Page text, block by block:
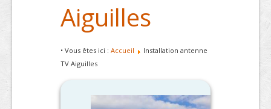
Aiguilles
• Vous êtes ici : Accueil
Installation antenne
TV Aiguilles